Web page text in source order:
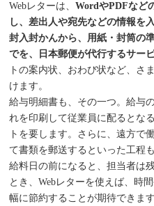
Webレターは、WordやPDFなど
し、差出人や宛先などの情報を
封入封かんから、用紙・封筒の
でを、日本郵便が代行するサー
トの案内状、おわび状など、さ
けます。
給与明細書も、その一つ。給与
れを印刷して従業員に配るとな
トを要します。さらに、遠方で
て書類を郵送するといった工程
給料日の前になると、担当者
とき、Webレターを使えば、時
幅に節約することが期待できます